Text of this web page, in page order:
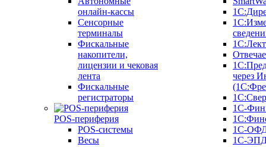
онлайн-кассы
Сенсорные
терминалы
Фискальные
накопители,
лицензии и чековая
лента
Фискальные
регистраторы
POS-периферия
POS-системы
Весы
через
1С-
1С-
1С-